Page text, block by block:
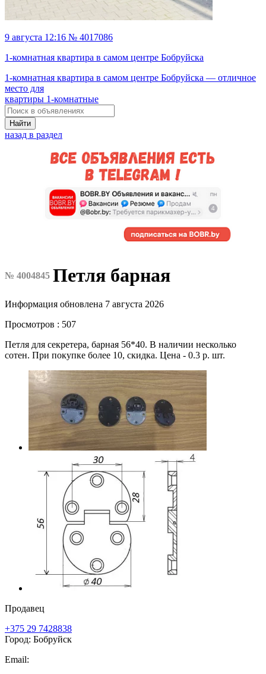
9 августа 12:16 № 4017086
1-комнатная квартира в самом центре Бобруйска
1-комнатная квартира в самом центре Бобруйска — отличное
место для
квартиры 1-комнатные
Найти
назад в раздел
№ 4004845 Петля барная
Информация обновлена 7 августа 2026
Просмотров : 507
Петля для секретера, барная 56*40. В наличии несколько
сотен. При покупке более 10, скидка. Цена - 0.3 р. шт.
Продавец
+375 29 7428838
Город: Бобруйск
Email: